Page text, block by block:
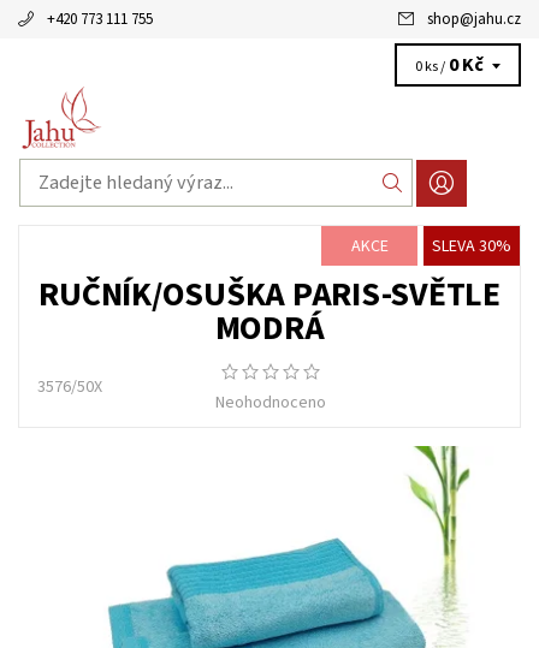
+420 773 111 755 shop@jahu.cz
0 ks / 0 Kč
AKCE SLEVA 30%
RUČNÍK/OSUŠKA PARIS-SVĚTLE
MODRÁ
3576/50X
Neohodnoceno